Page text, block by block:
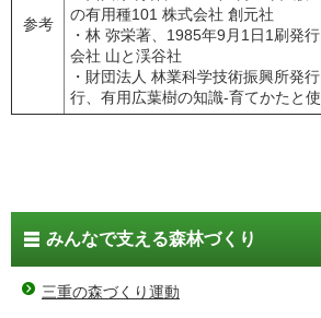
参考
の有用種101 株式会社 創元社
・林 弥栄著、1985年9月1日1刷発
会社 山と渓谷社
・財団法人 林業科学技術振興所発
行、有用広葉樹の知識-育てかたと
みんなで支える森林づくり
三重の森づくり運動